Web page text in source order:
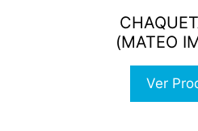
(MATEO
Ver
multiple
variants.